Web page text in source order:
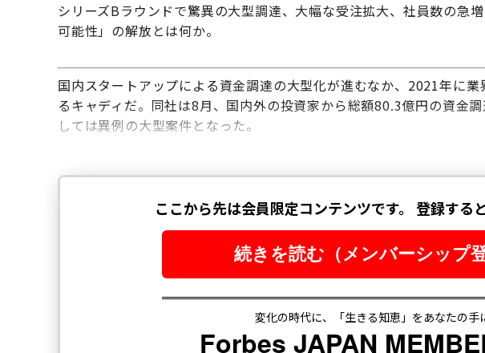
シリーズBラウンドで驚異の大型調達、大幅な受注拡大、社員数の急
可能性」の解放とは何か。
国内スタートアップによる資金調達の大型化が進むなか、2021年に
るキャディだ。同社は8月、国内外の投資家から総額80.3億円の資金
しては異例の大型案件となった。